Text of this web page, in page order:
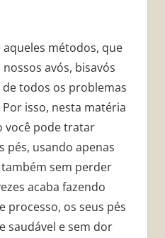
métodos, que
avós, bisavós
todos os problemas
isso, nesta matéria
você pode tratar
pés, usando apenas
sem perder
acaba fazendo
processo, os seus pés
saudável e sem dor